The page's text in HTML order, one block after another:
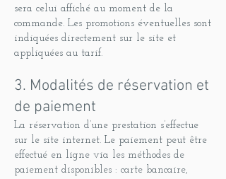
sera celui affiché au moment de la
commande. Les promotions éventuelles sont
indiquées directement sur le site et
appliquées au tarif.
3. Modalités de réservation et
de paiement
La réservation d’une prestation s’effectue
sur le site internet. Le paiement peut être
effectué en ligne via les méthodes de
paiement disponibles : carte bancaire,